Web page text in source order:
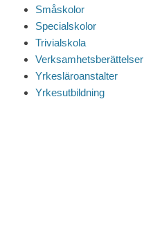
Småskolor
Specialskolor
Trivialskola
Verksamhetsberättelser
Yrkesläroanstalter
Yrkesutbildning